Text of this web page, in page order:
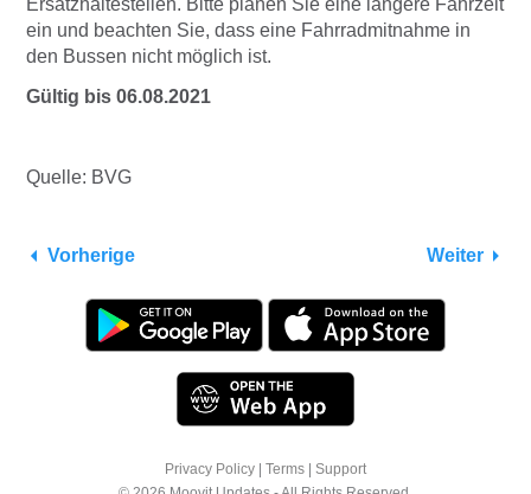
Ersatzhaltestellen. Bitte planen Sie eine längere Fahrzeit
ein und beachten Sie, dass eine Fahrradmitnahme in
den Bussen nicht möglich ist.
Gültig bis 06.08.2021
Quelle: BVG
Vorherige Weiter
Privacy Policy Terms
Support